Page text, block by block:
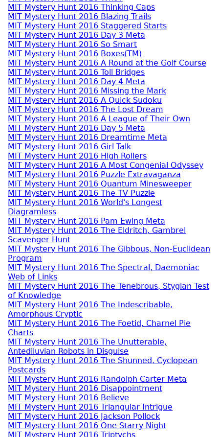
MIT Mystery Hunt 2016 Thinking Caps
MIT Mystery Hunt 2016 Blazing Trails
MIT Mystery Hunt 2016 Staggered Starts
MIT Mystery Hunt 2016 Day 3 Meta
MIT Mystery Hunt 2016 So Smart
MIT Mystery Hunt 2016 Boxes(TM)
MIT Mystery Hunt 2016 A Round at the Golf Course
MIT Mystery Hunt 2016 Toll Bridges
MIT Mystery Hunt 2016 Day 4 Meta
MIT Mystery Hunt 2016 Missing the Mark
MIT Mystery Hunt 2016 A Quick Sudoku
MIT Mystery Hunt 2016 The Lost Dream
MIT Mystery Hunt 2016 A League of Their Own
MIT Mystery Hunt 2016 Day 5 Meta
MIT Mystery Hunt 2016 Dreamtime Meta
MIT Mystery Hunt 2016 Girl Talk
MIT Mystery Hunt 2016 High Rollers
MIT Mystery Hunt 2016 A Most Congenial Odyssey
MIT Mystery Hunt 2016 Puzzle Extravaganza
MIT Mystery Hunt 2016 Quantum Minesweeper
MIT Mystery Hunt 2016 The TV Puzzle
MIT Mystery Hunt 2016 World's Longest
Diagramless
MIT Mystery Hunt 2016 Pam Ewing Meta
MIT Mystery Hunt 2016 The Eldritch, Gambrel
Scavenger Hunt
MIT Mystery Hunt 2016 The Gibbous, Non-Euclidean
Program
MIT Mystery Hunt 2016 The Spectral, Daemoniac
Web of Links
MIT Mystery Hunt 2016 The Tenebrous, Stygian Test
of Knowledge
MIT Mystery Hunt 2016 The Indescribable,
Amorphous Cryptic
MIT Mystery Hunt 2016 The Foetid, Charnel Pie
Charts
MIT Mystery Hunt 2016 The Unutterable,
Antediluvian Robots in Disguise
MIT Mystery Hunt 2016 The Shunned, Cyclopean
Postcards
MIT Mystery Hunt 2016 Randolph Carter Meta
MIT Mystery Hunt 2016 Disappointment
MIT Mystery Hunt 2016 Believe
MIT Mystery Hunt 2016 Triangular Intrigue
MIT Mystery Hunt 2016 Jackson Pollock
MIT Mystery Hunt 2016 One Starry Night
MIT Mystery Hunt 2016 Triptychs